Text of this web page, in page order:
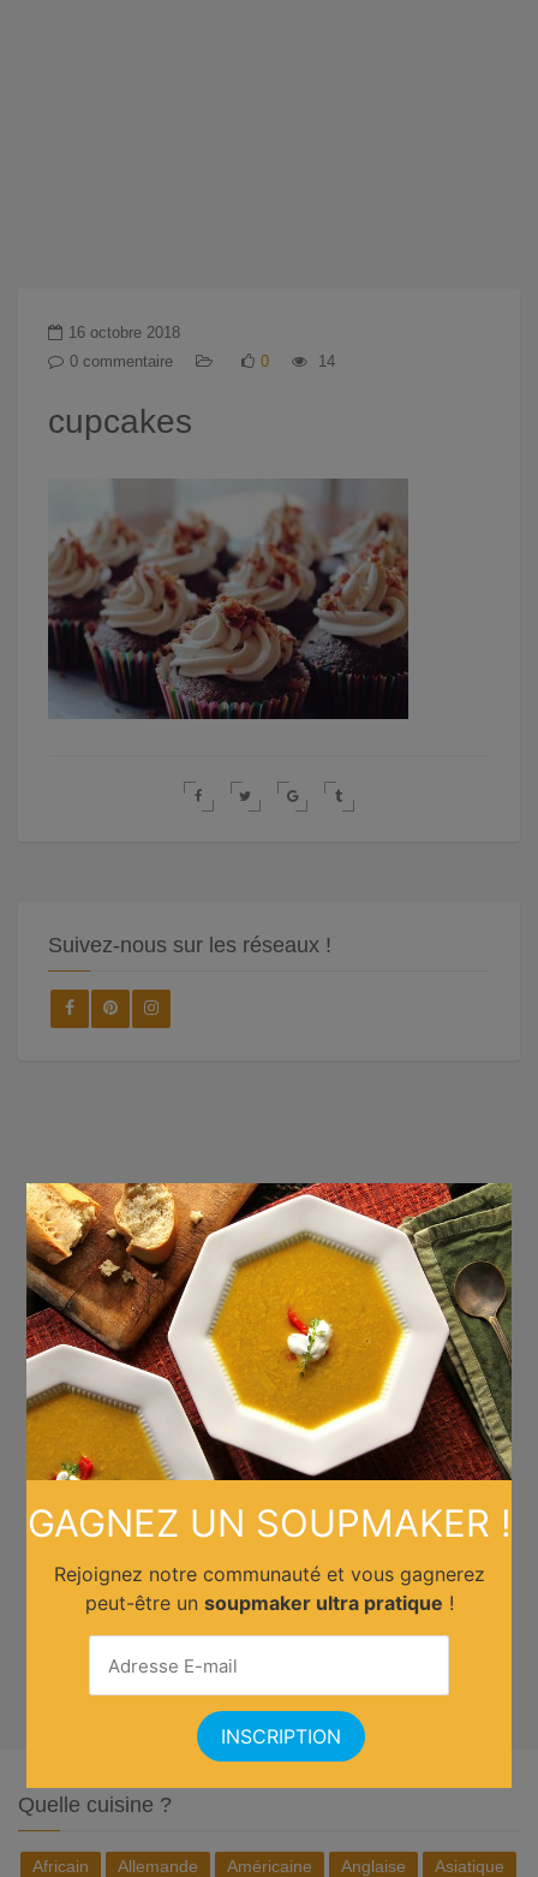
16 octobre 2018
0 commentaire
0 14
cupcakes
Suivez-nous sur les réseaux !
Quelle cuisine ?
Africain Allemande Américaine Anglaise
Asiatique
GAGNEZ UN SOUPMAKER !
Rejoignez notre communauté et vous gagnerez
peut-être un soupmaker ultra pratique !
×